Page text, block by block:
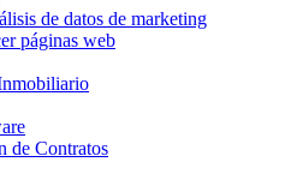
de datos de marketing
páginas web
de Contratos